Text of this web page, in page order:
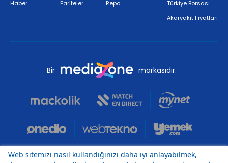
Haber
Pariteler
Repo
Türkiye Borsası
Akaryakıt Fiyatları
Bir markasıdır.